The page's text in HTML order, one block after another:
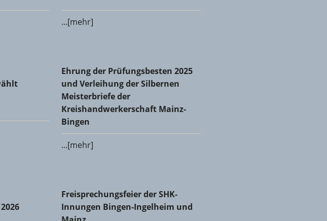
...[mehr]
Worms gewählt
Ehrung der Prüfungsbesten 2025 und Verleihung der Silbernen
Meisterbriefe der Kreishandwerkerschaft Mainz-Bingen
Ehrung der Prüfungsbesten 2025
und Verleihung der Silbernen
Meisterbriefe der
Kreishandwerkerschaft Mainz-
Bingen
...[mehr]
Bingen: Michael Dralle zum neuen Obermeister gewählt
2026Freisprechungsfeier der SHK-Innungen Bingen-Ingelheim und Mainz
Freisprechungsfeier der SHK-
Innungen Bingen-Ingelheim und